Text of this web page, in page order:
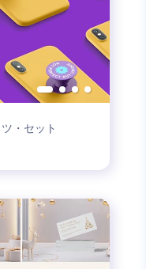
・セット